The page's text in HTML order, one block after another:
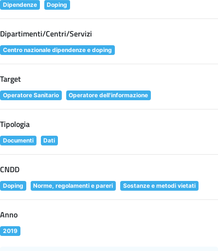
Dipendenze Doping
Dipartimenti/Centri/Servizi
Centro nazionale dipendenze e doping
Target
Operatore Sanitario Operatore dell'informazione
Tipologia
Documenti Dati
CNDD
Doping Norme, regolamenti e pareri Sostanze e metodi vietati
Anno
2019